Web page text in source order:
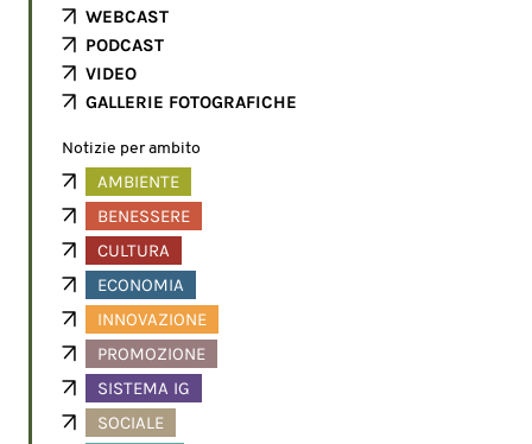
WEBCAST
PODCAST
VIDEO
GALLERIE FOTOGRAFICHE
Notizie per ambito
AMBIENTE
BENESSERE
CULTURA
ECONOMIA
INNOVAZIONE
PROMOZIONE
SISTEMA IG
SOCIALE